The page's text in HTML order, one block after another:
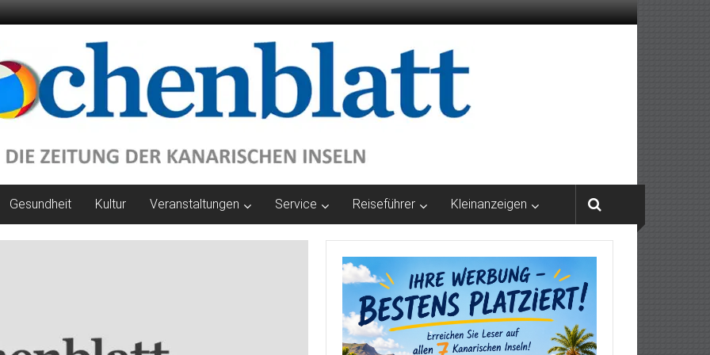
Gesundheit Kultur Veranstaltungen Service Reiseführer Kleinanzeigen